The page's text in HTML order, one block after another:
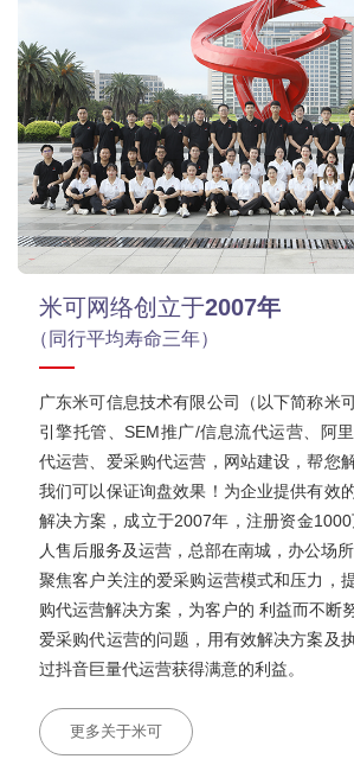
米可网络创立于2007年
（同行平均寿命三年）
广东米可信息技术有限公司（以下简称米
引擎托管、SEM推广/信息流代运营、阿
代运营、爱采购代运营，网站建设，帮您
我们可以保证询盘效果！为企业提供有效
解决方案，成立于2007年，注册资金
人售后服务及运营，总部在南城，办公场所
聚焦客户关注的爱采购运营模式和压力，
购代运营解决方案，为客户的 利益而不断
爱采购代运营的问题，用有效解决方案及
过抖音巨量代运营获得满意的利益。
更多关于米可